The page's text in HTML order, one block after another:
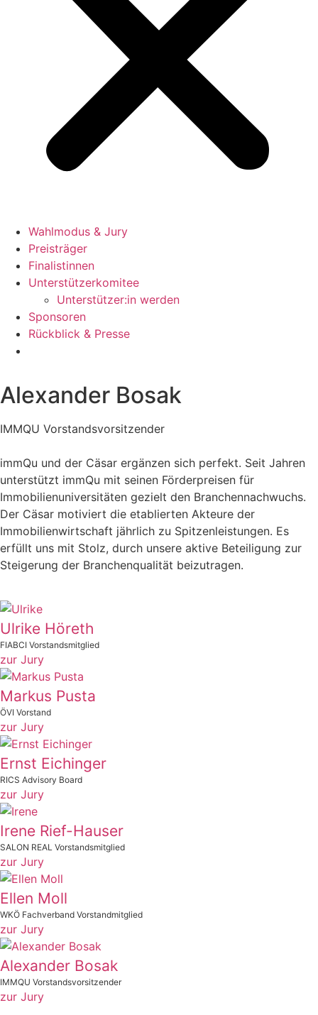
Wahlmodus & Jury
Preisträger
Finalistinnen
Unterstützerkomitee
Unterstützer:in werden
Sponsoren
Rückblick & Presse
Alexander Bosak
IMMQU Vorstandsvorsitzender
immQu und der Cäsar ergänzen sich perfekt. Seit Jahren
unterstützt immQu mit seinen Förderpreisen für
Immobilienuniversitäten gezielt den Branchennachwuchs.
Der Cäsar motiviert die etablierten Akteure der
Immobilienwirtschaft jährlich zu Spitzenleistungen. Es
erfüllt uns mit Stolz, durch unsere aktive Beteiligung zur
Steigerung der Branchenqualität beizutragen.
Ulrike Höreth
FIABCI Vorstandsmitglied
zur Jury
Markus Pusta
ÖVI Vorstand
zur Jury
Ernst Eichinger
RICS Advisory Board
zur Jury
Irene Rief-Hauser
SALON REAL Vorstandsmitglied
zur Jury
Ellen Moll
WKÖ Fachverband Vorstandmitglied
zur Jury
Alexander Bosak
IMMQU Vorstandsvorsitzender
zur Jury